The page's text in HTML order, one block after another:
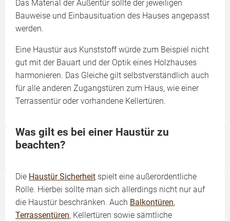
Das Material der Außentür sollte der jeweiligen
Bauweise und Einbausituation des Hauses angepasst
werden.
Eine Haustür aus Kunststoff würde zum Beispiel nicht
gut mit der Bauart und der Optik eines Holzhauses
harmonieren. Das Gleiche gilt selbstverständlich auch
für alle anderen Zugangstüren zum Haus, wie einer
Terrassentür oder vorhandene Kellertüren.
Was gilt es bei einer Haustür zu
beachten?
Die Haustür Sicherheit spielt eine außerordentliche
Rolle. Hierbei sollte man sich allerdings nicht nur auf
die Haustür beschränken. Auch Balkontüren,
Terrassentüren, Kellertüren sowie sämtliche